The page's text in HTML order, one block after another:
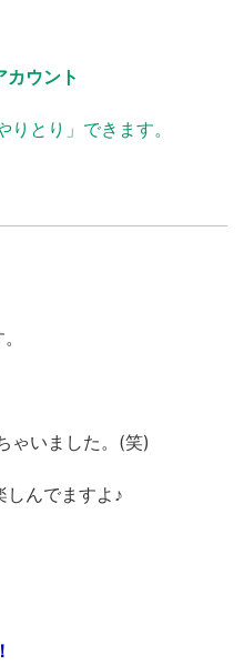
ウント
とり」できます。
ゃいました。(笑)
んでますよ♪